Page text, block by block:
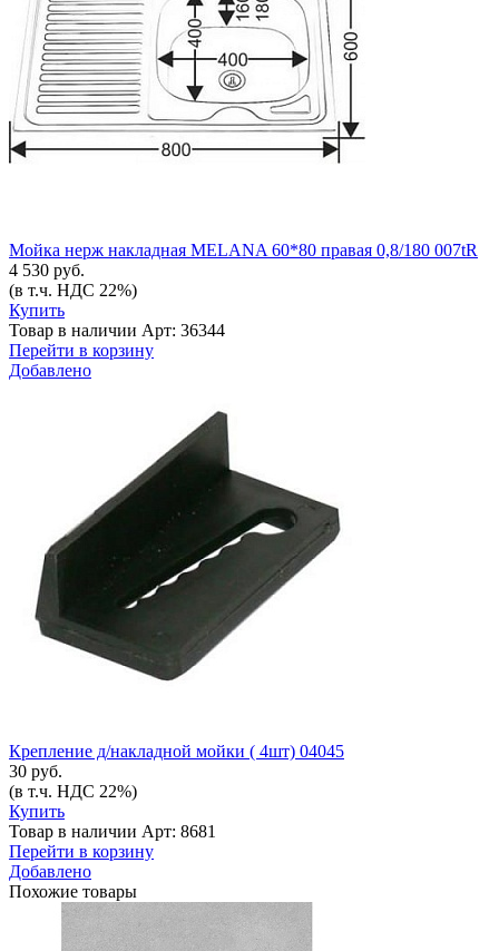
Мойка нерж накладная MELANA 60*80 правая 0,8/180 007tR
4 530 руб.
(в т.ч. НДС 22%)
Купить
Товар в наличии Арт: 36344
Перейти в корзину
Добавлено
Крепление д/накладной мойки ( 4шт) 04045
30 руб.
(в т.ч. НДС 22%)
Купить
Товар в наличии Арт: 8681
Перейти в корзину
Добавлено
Похожие товары